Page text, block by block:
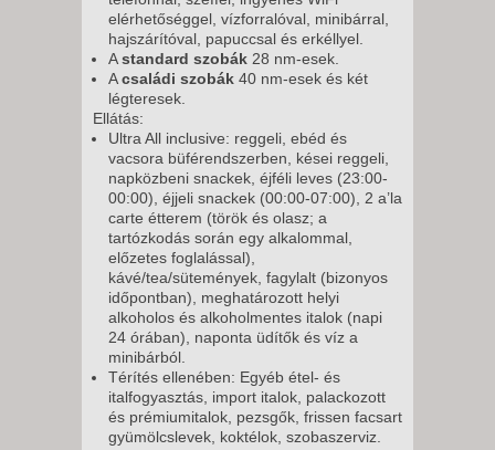
elérhetőséggel, vízforralóval, minibárral,
hajszárítóval, papuccsal és erkéllyel.
Astandard szobák 28 nm-esek.
Acsaládi szobák 40 nm-esek és két
légteresek.
Ellátás:
Ultra All inclusive: reggeli, ebéd és
vacsora büférendszerben, kései reggeli,
napközbeni snackek, éjféli leves (23:00-
00:00), éjjeli snackek (00:00-07:00), 2 a’la
carte étterem (török és olasz; a
tartózkodás során egy alkalommal,
előzetes foglalással),
kávé/tea/sütemények, fagylalt (bizonyos
időpontban), meghatározott helyi
alkoholos és alkoholmentes italok (napi
24 órában), naponta üdítők és víz a
minibárból.
Térítés ellenében: Egyéb étel- és
italfogyasztás, import italok, palackozott
és prémiumitalok, pezsgők, frissen facsart
gyümölcslevek, koktélok, szobaszerviz.